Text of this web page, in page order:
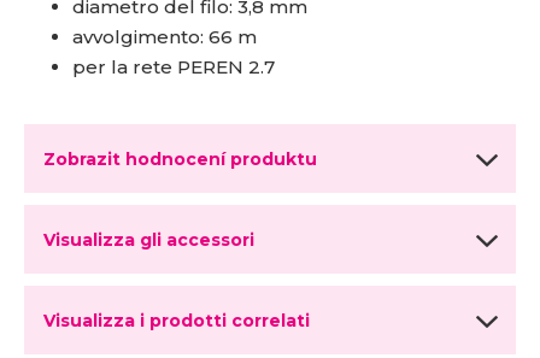
diametro del filo: 3,8 mm
avvolgimento: 66 m
per la rete PEREN 2.7
Zobrazit hodnocení produktu
Visualizza gli accessori
Visualizza i prodotti correlati